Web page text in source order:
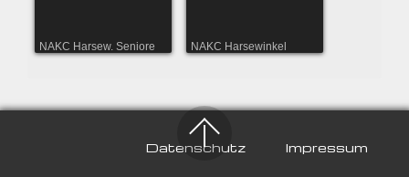
NAKC Harsew. Seniore NAKC Harsewinkel
Datenschutz Impressum